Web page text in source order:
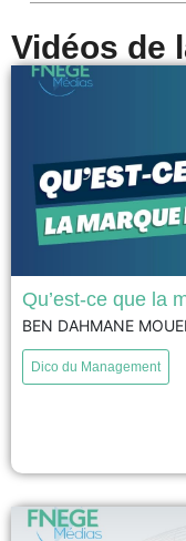
Vidéos de
La marque de
clients, en les impliquant
prix ou les engagements
voir
Qu’est-ce que la
BEN DAHMANE
Dico du Management